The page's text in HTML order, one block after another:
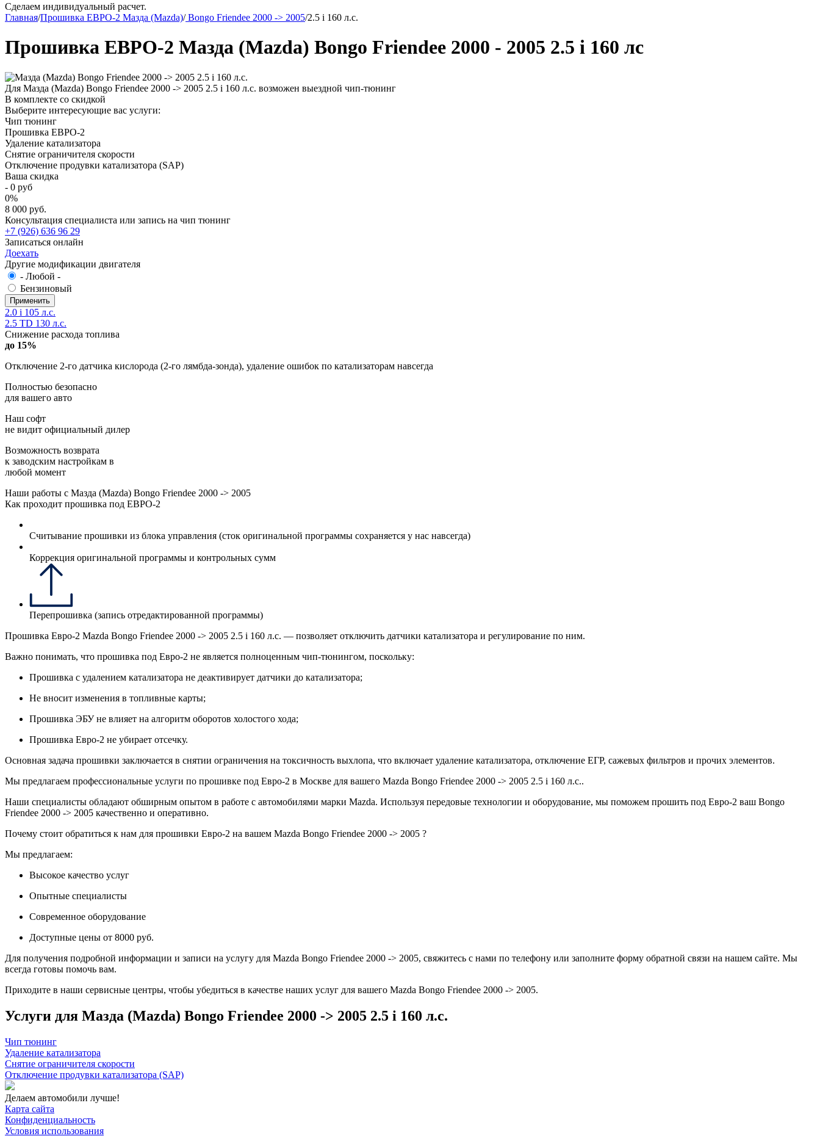
Сделаем индивидуальный расчет.
Главная/Прошивка ЕВРО-2 Мазда (Mazda)/Bongo Friendee 2000 -> 2005/2.5 i 160 л.с.
Прошивка ЕВРО-2 Мазда (Mazda) Bongo Friendee 2000 - 2005 2.5 i 160 лс
Для Мазда (Mazda) Bongo Friendee 2000 -> 2005 2.5 i 160 л.с. возможен выездной чип-тюнинг
В комплекте со скидкой
Выберите интересующие вас услуги:
Чип тюнинг
Прошивка ЕВРО-2
Удаление катализатора
Снятие ограничителя скорости
Отключение продувки катализатора (SAP)
Ваша скидка
- 0 руб
0%
8 000 руб.
Консультация специалиста или запись на чип тюнинг
+7 (926) 636 96 29
Записаться онлайн
Доехать
Другие модификации двигателя
- Любой -
Бензиновый
2.0 i 105 л.с.
2.5 TD 130 л.с.
Снижение расхода топлива
до 15%
Отключение 2-го датчика кислорода (2-го лямбда-зонда), удаление ошибок по катализаторам навсегда
Полностью безопасно
для вашего авто
Наш софт
не видит официальный дилер
Возможность возврата
к заводским настройкам в
любой момент
Наши работы с Мазда (Mazda) Bongo Friendee 2000 -> 2005
Как проходит прошивка под ЕВРО-2
Считывание прошивки из блока управления (сток оригинальной программы сохраняется у нас навсегда)
Коррекция оригинальной программы и контрольных сумм
Перепрошивка (запись отредактированной программы)
Прошивка Евро-2 Mazda Bongo Friendee 2000 -> 2005 2.5 i 160 л.с. — позволяет отключить датчики катализатора и регулирование по ним.
Важно понимать, что прошивка под Евро-2 не является полноценным чип-тюнингом, поскольку:
Прошивка с удалением катализатора не деактивирует датчики до катализатора;
Не вносит изменения в топливные карты;
Прошивка ЭБУ не влияет на алгоритм оборотов холостого хода;
Прошивка Евро-2 не убирает отсечку.
Основная задача прошивки заключается в снятии ограничения на токсичность выхлопа, что включает удаление катализатора, отключение ЕГР, сажевых фильтров и прочих элементов.
Мы предлагаем профессиональные услуги по прошивке под Евро-2 в Москве для вашего Mazda Bongo Friendee 2000 -> 2005 2.5 i 160 л.с..
Наши специалисты обладают обширным опытом в работе с автомобилями марки Mazda. Используя передовые технологии и оборудование, мы поможем прошить под Евро-2 ваш Bongo
Friendee 2000 -> 2005 качественно и оперативно.
Почему стоит обратиться к нам для прошивки Евро-2 на вашем Mazda Bongo Friendee 2000 -> 2005 ?
Мы предлагаем:
Высокое качество услуг
Опытные специалисты
Современное оборудование
Доступные цены от 8000 руб.
Для получения подробной информации и записи на услугу для Mazda Bongo Friendee 2000 -> 2005, свяжитесь с нами по телефону или заполните форму обратной связи на нашем сайте. Мы
всегда готовы помочь вам.
Приходите в наши сервисные центры, чтобы убедиться в качестве наших услуг для вашего Mazda Bongo Friendee 2000 -> 2005.
Услуги для Мазда (Mazda) Bongo Friendee 2000 -> 2005 2.5 i 160 л.с.
Чип тюнинг
Удаление катализатора
Снятие ограничителя скорости
Отключение продувки катализатора (SAP)
Делаем автомобили лучше!
Карта сайта
Конфиденциальность
Условия использования